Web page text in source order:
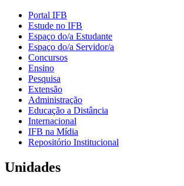
Portal IFB
Estude no IFB
Espaço do/a Estudante
Espaço do/a Servidor/a
Concursos
Ensino
Pesquisa
Extensão
Administração
Educação a Distância
Internacional
IFB na Mídia
Repositório Institucional
Unidades